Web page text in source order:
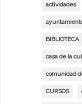
actividades
BIBLIOTECA
casa de la
comunidad
CURSOS